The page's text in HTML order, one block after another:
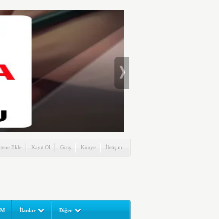
Ekle Kayıt Ol Giriş Künye İletişim
İlanlar Diğer